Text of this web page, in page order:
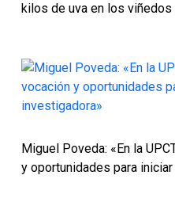
kilos de uva en los viñedos
Miguel Poveda: «En la
y oportunidades para